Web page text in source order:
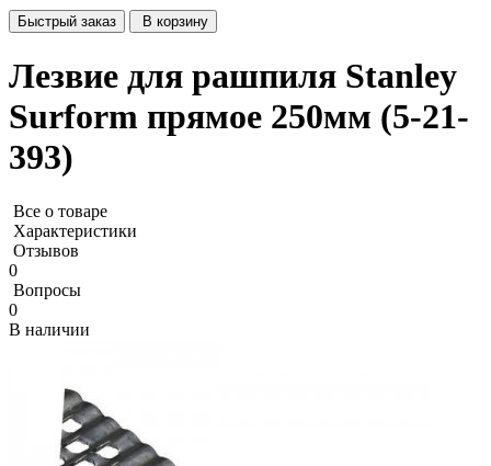
Быстрый заказ В корзину
Лезвие для рашпиля Stanley
Surform прямое 250мм (5-21-
393)
Все о товаре
Характеристики
Отзывов
0
Вопросы
0
В наличии